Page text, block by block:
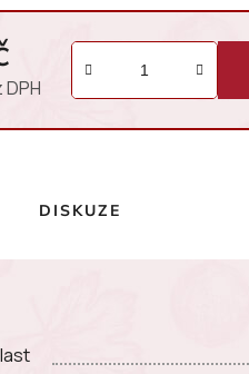
DPH
DISKUZE